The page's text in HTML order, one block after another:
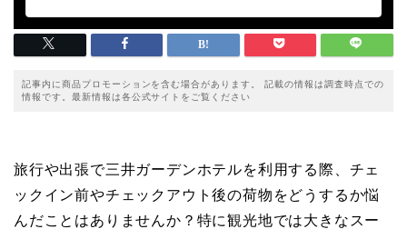
記事内に商品プロモーションを含む場合があります。 記載の情報は調査時点での
情報です。最新情報は各公式サイトをご覧ください
旅行や出張で三井ガーデンホテルを利用する際、チェ
ックイン前やチェックアウト後の荷物をどうするか悩
んだことはありませんか？特に観光地では大きなスー